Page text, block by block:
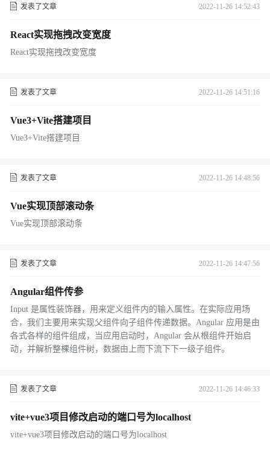
发表了文章 2022-11-26 14:52:43
React实现拖拽改变宽度
React实现拖拽改变宽度
发表了文章 2022-11-26 14:51:16
Vue3+Vite搭建项目
Vue3+Vite搭建项目
发表了文章 2022-11-26 14:48:56
Vue实现顶部滚动条
Vue实现顶部滚动条
发表了文章 2022-11-26 14:47:56
Angular组件传参
Input 是属性装饰器，用来定义组件内的输入属性。在实际应用场
合，我们主要用来实现父组件向子组件传递数据。Angular 应用是由
各式各样的组件组成，当应用启动时，Angular 会从根组件开始启
动，并解析整棵组件树，数据由上而下流下下一级子组件。
发表了文章 2022-11-26 14:46:33
vite+vue3项目修改启动的端口号为localhost
vite+vue3项目修改启动的端口号为localhost